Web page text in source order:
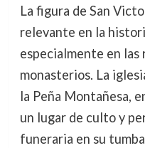
La figura de San
relevante en la
especialmente en las
monasterios. La
la Peña Montañesa,
un lugar de culto y
funeraria en su